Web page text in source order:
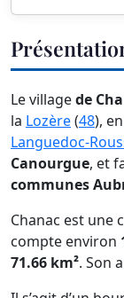
Le villagede
la Lozère(48),
Languedoc-
Canourgue, et
communes
Chanac est une
compte environ
71.66 km². Son